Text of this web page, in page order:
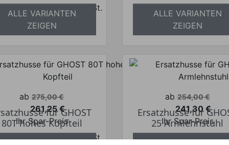
Preise inkl. ges. MwSt.
absolut versandkostenfrei
ALLE VARIANTEN
ZEIGEN
Preise inkl. ges.
absolut
ALLE VARIANTEN
ZEIGEN
Verkaufspreis
ab 275,00 €
Preis
261,25 €
Ihr Spar-Preis
Preise inkl. ges. MwSt.
für GHOST
80T hohes Kopfteil
ALLE VARIANTEN
Verkaufspreis
ab 254,00 €
Preis
241,30 €
Ihr Spar-Preis
Preise inkl. ges.
Ersatzhusse für
25 Armlehnstuhl
ALLE VARIANTEN